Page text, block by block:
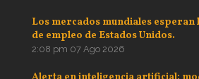
Los mercados mundiales esperan
de empleo de Estados Unidos.
2:08 pm 07 Ago 2026